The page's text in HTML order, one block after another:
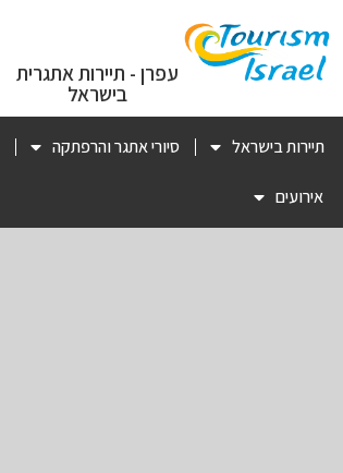
עפרן - תיירות אתגרית
בישראל
תיירות בישראל סיורי אתגר והרפתקה
אירועים